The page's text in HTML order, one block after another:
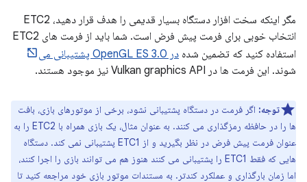
مگر اینکه سخت افزار دستگاه بسیار قدیمی را هدف قرار دهید، ETC2
انتخاب خوبی برای فرمت پیش فرض است. شما باید از فرمت های ETC2
استفاده کنید که تضمین شده در OpenGL ES 3.0 پشتیبانی می
شوند. این فرمت ها در Vulkan graphics API نیز موجود هستند.
توجه: اگر فرمت در دستگاه پشتیبانی نشود، برخی از موتورهای بازی، بافت
ها را در حافظه رمزگذاری می کنند. به عنوان مثال، یک بازی همراه با ETC2 را به
عنوان فرمت پیش فرض در نظر بگیرید و از ETC1 پشتیبانی نمی کند. دستگاه
هایی که فقط ETC1 را پشتیبانی می کنند هنوز هم می توانند بازی را اجرا کنند،
اما زمان بارگذاری و عملکرد کندتر. به مستندات موتور بازی خود مراجعه کنید تا